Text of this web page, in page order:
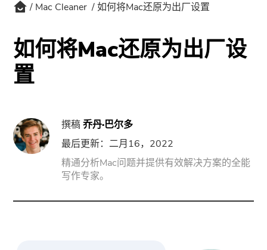
产品与解决方案
公用事业
最热
视频转换
屏幕录影大师
商店
支持
Mac Cleaner 如何将Mac还原为出厂设置
如何将Mac还原为出厂设
置
撰稿乔丹·巴尔多
最后更新：二月16，2022
精通分析Mac问题并提供有效解决方案的全能
写作专家。